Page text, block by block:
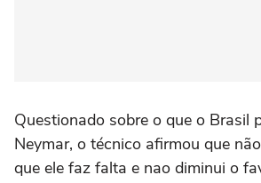
Questionado sobre o que o Brasil
Neymar, o técnico afirmou que
que ele faz falta e nao diminui o